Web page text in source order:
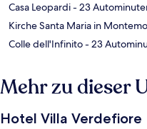
Casa Leopardi- 23
Kirche Santa Maria in
Colle dell'Infinito- 23
Mehr zu dieser
Hotel Villa Verdefiore